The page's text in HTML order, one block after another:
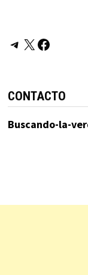
Telegram
X Facebook
CONTACTO
Buscando-la-